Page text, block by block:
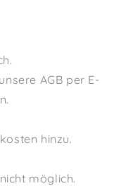
AGB per E-
hinzu.
möglich.